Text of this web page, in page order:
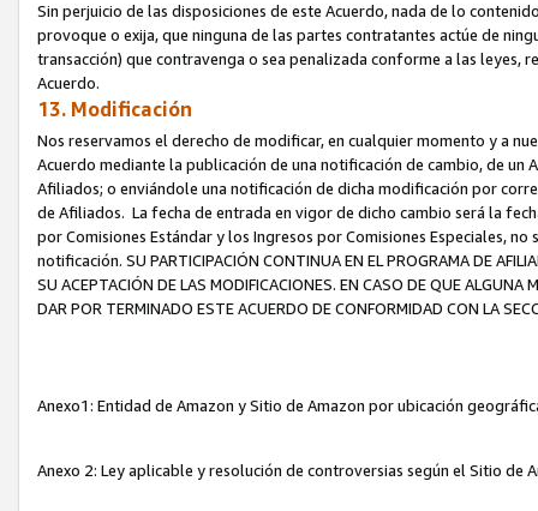
Sin perjuicio de las disposiciones de este Acuerdo, nada de lo
provoque o exija, que ninguna de las partes contratantes actúe de
transacción) que contravenga o sea penalizada conforme a las leyes,
Acuerdo.
13. Modificación
Nos reservamos el derecho de modificar, en cualquier momento y a
Acuerdo mediante la publicación de una notificación de cambio, de
Afiliados; o enviándole una notificación de dicha modificación por
de Afiliados. La fecha de entrada en vigor de dicho cambio será la
por Comisiones Estándar y los Ingresos por Comisiones Especiales,
notificación. SU PARTICIPACIÓN CONTINUA EN EL PROGRAMA DE
SU ACEPTACIÓN DE LAS MODIFICACIONES. EN CASO DE QUE ALGUNA
DAR POR TERMINADO ESTE ACUERDO DE CONFORMIDAD CON LA
Anexo1: Entidad de Amazon y Sitio de Amazon por ubicación
Anexo 2: Ley aplicable y resolución de controversias según el Sitio de